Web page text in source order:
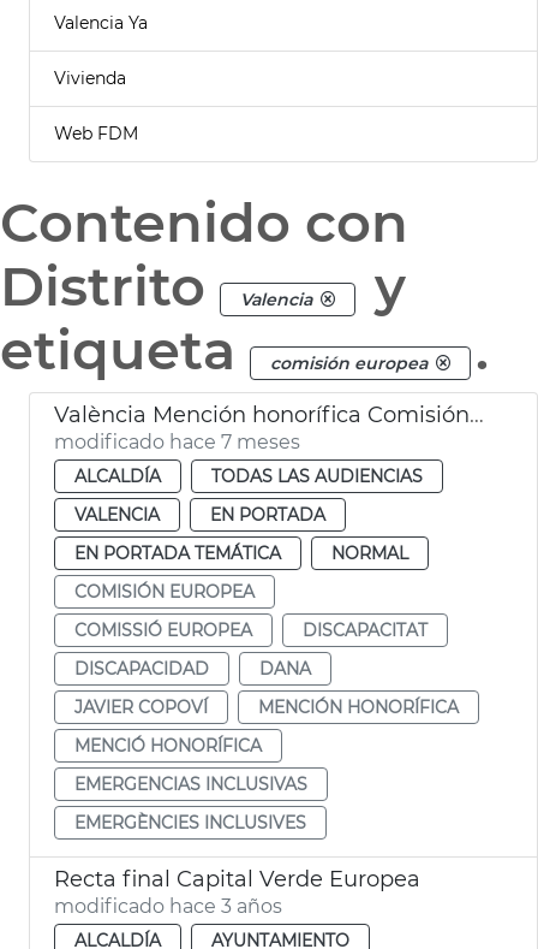
Valencia Ya
Vivienda
Web FDM
Contenido con
Distrito
Valencia
y
etiqueta
comisión europea .
València Mención honorífica Comisión Europea Emergencias Inclusivas
modificado hace 7 meses
ALCALDÍA
TODAS LAS AUDIENCIAS
VALENCIA
EN PORTADA
EN PORTADA TEMÁTICA
NORMAL
COMISIÓN EUROPEA
COMISSIÓ EUROPEA
DISCAPACITAT
DISCAPACIDAD
DANA
JAVIER COPOVÍ
MENCIÓN HONORÍFICA
MENCIÓ HONORÍFICA
EMERGENCIAS INCLUSIVAS
EMERGÈNCIES INCLUSIVES
Recta final Capital Verde Europea
modificado hace 3 años
ALCALDÍA AYUNTAMIENTO